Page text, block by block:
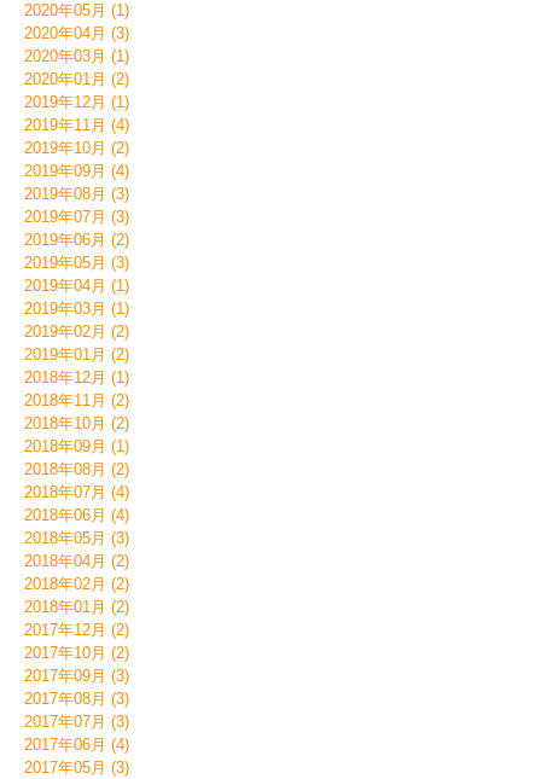
2020年05月 (1)
2020年04月 (3)
2020年03月 (1)
2020年01月 (2)
2019年12月 (1)
2019年11月 (4)
2019年10月 (2)
2019年09月 (4)
2019年08月 (3)
2019年07月 (3)
2019年06月 (2)
2019年05月 (3)
2019年04月 (1)
2019年03月 (1)
2019年02月 (2)
2019年01月 (2)
2018年12月 (1)
2018年11月 (2)
2018年10月 (2)
2018年09月 (1)
2018年08月 (2)
2018年07月 (4)
2018年06月 (4)
2018年05月 (3)
2018年04月 (2)
2018年02月 (2)
2018年01月 (2)
2017年12月 (2)
2017年10月 (2)
2017年09月 (3)
2017年08月 (3)
2017年07月 (3)
2017年06月 (4)
2017年05月 (3)